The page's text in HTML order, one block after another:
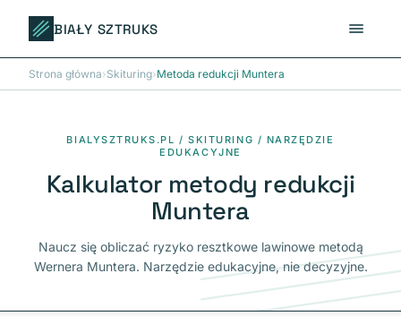
BIAŁY SZTRUKS
Strona główna›Skituring›Metoda redukcji Muntera
BIALYSZTRUKS.PL / SKITURING / NARZĘDZIE
EDUKACYJNE
Kalkulator metody redukcji
Muntera
Naucz się obliczać ryzyko resztkowe lawinowe metodą
Wernera Muntera. Narzędzie edukacyjne, nie decyzyjne.